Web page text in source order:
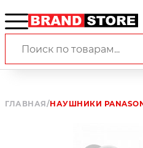
ГЛАВНАЯ/НАУШНИКИ